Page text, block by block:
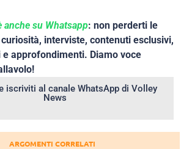
anche su Whatsapp: non perderti le
interviste, contenuti esclusivi,
approfondimenti. Diamo voce
iscriviti al canale WhatsApp di Volley
News
ARGOMENTI CORRELATI